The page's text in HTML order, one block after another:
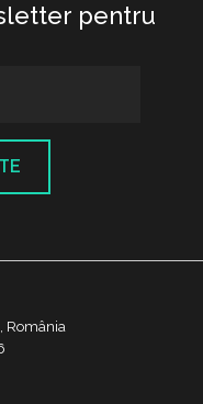
pentru
România